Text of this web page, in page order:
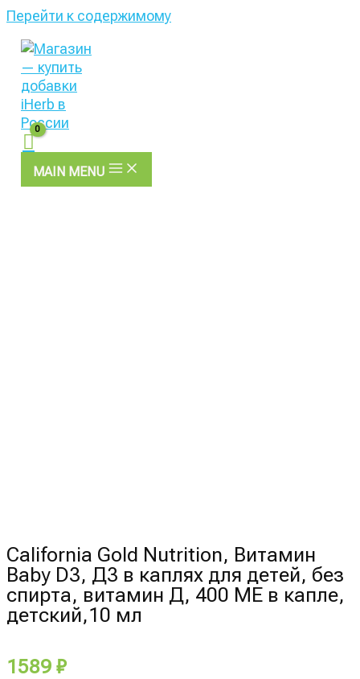
Перейти к содержимому
MAIN MENU
California Gold Nutrition, Витамин
Baby D3, Д3 в каплях для детей, без
спирта, витамин Д, 400 МЕ в капле,
детский,10 мл
1589 ₽